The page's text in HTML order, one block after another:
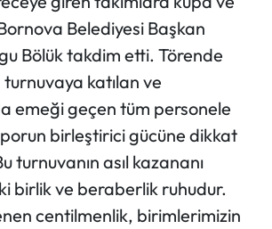
Belediyesi Başkan
Bölük takdim etti. Törende
katılan ve
emeği geçen tüm personele
birleştirici gücüne dikkat
turnuvanın asıl kazananı
birlik ve beraberlik ruhudur.
centilmenlik, birimlerimizin